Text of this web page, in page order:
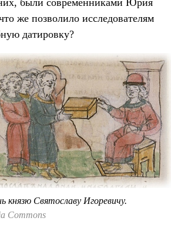
же позволило исследователям
датировку?
князю Святославу Игоревичу.
Commons